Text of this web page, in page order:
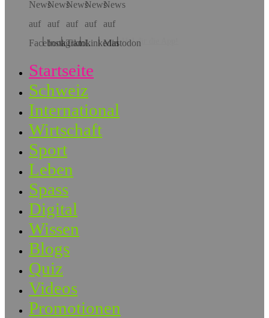
Hol dir die App!
Startseite
Schweiz
International
Wirtschaft
Sport
Leben
Spass
Digital
Wissen
Blogs
Quiz
Videos
Promotionen